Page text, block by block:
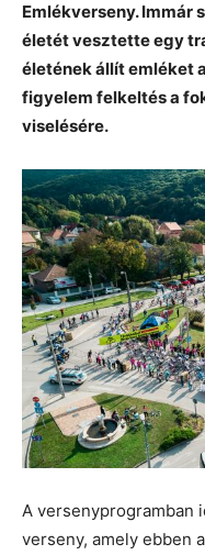
Emlékverseny. Immár
életét vesztette egy
életének állít emléket
figyelem felkeltés a
viselésére.
A versenyprogramban
verseny, amely ebben